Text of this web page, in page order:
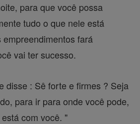
para que você possa
tudo o que nele está
fará
vai ter sucesso.
disse : Sê forte e firmes ? Seja
para ir para onde você pode,
com você. "